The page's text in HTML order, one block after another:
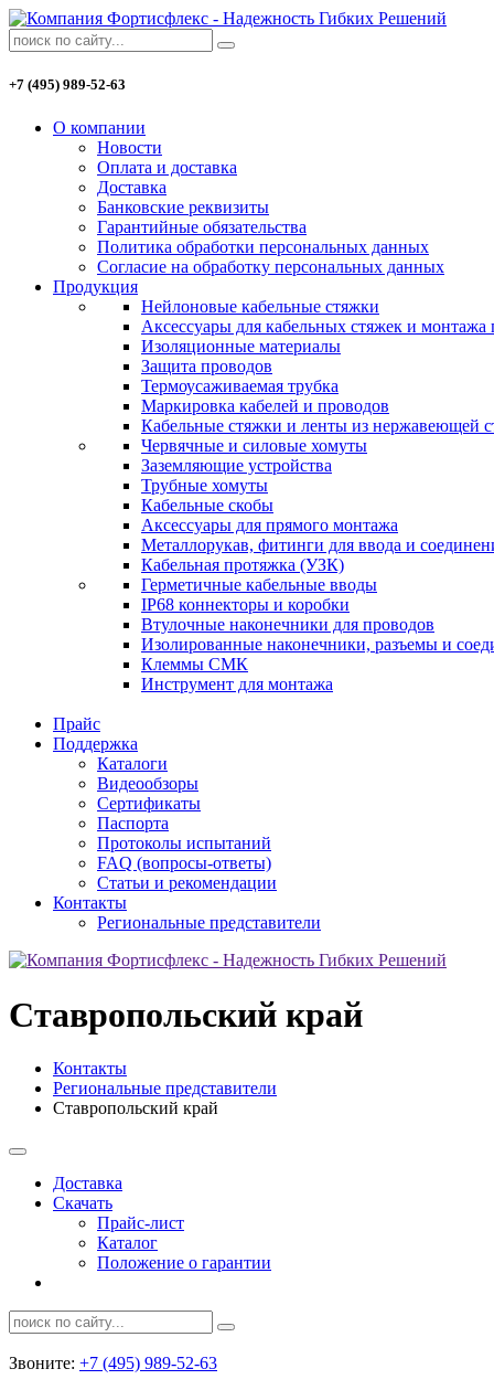
+7 (495) 989-52-63
О компании
Новости
Оплата и доставка
Доставка
Банковские реквизиты
Гарантийные обязательства
Политика обработки персональных данных
Согласие на обработку персональных данных
Продукция
Нейлоновые кабельные стяжки
Аксессуары для кабельных стяжек и монтажа
Изоляционные материалы
Защита проводов
Термоусаживаемая трубка
Маркировка кабелей и проводов
Кабельные стяжки и ленты из нержавеющей
Червячные и силовые хомуты
Заземляющие устройства
Трубные хомуты
Кабельные скобы
Аксессуары для прямого монтажа
Металлорукав, фитинги для ввода и
Кабельная протяжка (УЗК)
Герметичные кабельные вводы
IP68 коннекторы и коробки
Втулочные наконечники для проводов
Изолированные наконечники, разъемы и
Клеммы СМК
Инструмент для монтажа
Прайс
Поддержка
Каталоги
Видеообзоры
Сертификаты
Паспорта
Протоколы испытаний
FAQ (вопросы-ответы)
Статьи и рекомендации
Контакты
Региональные представители
Ставропольский край
Контакты
Региональные представители
Ставропольский край
Доставка
Скачать
Прайс-лист
Каталог
Положение о гарантии
Звоните: +7 (495) 989-52-63